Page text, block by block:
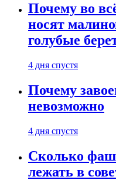
Почему во
носят
голубые
4 дня спустя
Почему
невозможно
4 дня спустя
Сколько
лежать в